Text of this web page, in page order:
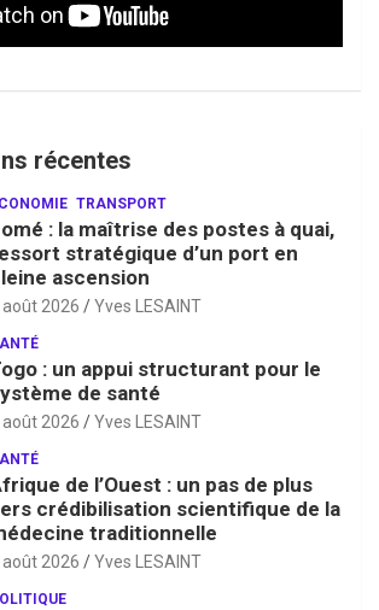
récentes
TRANSPORT
: la maîtrise des postes à quai,
stratégique d’un port en
ascension
août 2026 Yves LESAINT
: un appui structurant pour le
de santé
août 2026 Yves LESAINT
de l’Ouest : un pas de plus
crédibilisation scientifique de la
traditionnelle
août 2026 Yves LESAINT